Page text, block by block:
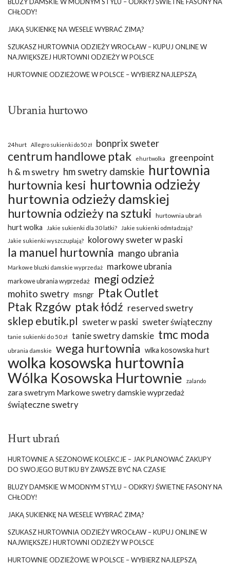
CHŁODY!
JAKĄ SUKIENKĘ NA WESELE WYBRAĆ ZIMĄ?
SZUKASZ HURTOWNIA ODZIEŻY WROCŁAW – KUPUJ ONLINE W
NAJWIĘKSZEJ HURTOWNI ODZIEŻY W POLSCE
HURTOWNIE ODZIEŻOWE W POLSCE – WYBIERZ NAJLEPSZĄ
Ubrania hurtowo
24hurt Allegro sukienki do 50 zł bonprix sweter
centrum handlowe ptak ehurtwolka
greenpoint
h & m swetry hm swetry damskie hurtownia
hurtownia kesi hurtownia odzieży
hurtownia odzieży damskiej
hurtownia odzieży na sztuki hurtownia ubrań
hurt wolka Jakie sukienki dla 30 latki?
Jakie sukienki odmładzają?
Jakie sukienki wyszczuplają?
kolorowy sweter w paski
la manuel hurtownia mango ubrania
Markowe bluzki damskie wyprzedaż markowe ubrania
markowe ubrania wyprzedaż megi odzież
mohito swetry msngr Ptak Outlet
Ptak Rzgów ptak łódź reserved swetry
sklep ebutik.pl sweter w paski sweter świąteczny
tanie sukienki do 50 zł tanie swetry damskie tmc moda
ubrania damskie wega hurtownia wlka kosowska hurt
wolka kosowska hurtownia
Wólka Kosowska Hurtownie zalando
zara swetrym Markowe swetry damskie wyprzedaż
świąteczne swetry
Hurt ubrań
HURTOWNIE A SEZONOWE KOLEKCJE – JAK PLANOWAĆ ZAKUPY
DO SWOJEGO BUTIKU BY ZAWSZE BYĆ NA CZASIE
BLUZY DAMSKIE W MODNYM STYLU – ODKRYJ ŚWIETNE FASONY NA
CHŁODY!
JAKĄ SUKIENKĘ NA WESELE WYBRAĆ ZIMĄ?
SZUKASZ HURTOWNIA ODZIEŻY WROCŁAW – KUPUJ ONLINE W
NAJWIĘKSZEJ HURTOWNI ODZIEŻY W POLSCE
HURTOWNIE ODZIEŻOWE W POLSCE – WYBIERZ NAJLEPSZĄ